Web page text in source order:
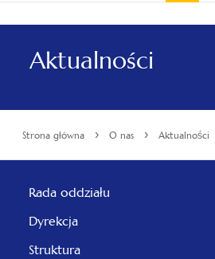
Aktualności
Strona główna › O nas › Aktualności
Rada oddziału
Dyrekcja
Struktura